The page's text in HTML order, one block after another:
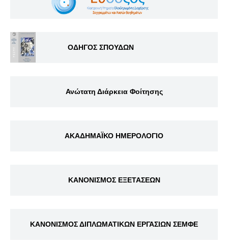
ΟΔΗΓΟΣ ΣΠΟΥΔΩΝ
Ανώτατη Διάρκεια Φοίτησης
ΑΚΑΔΗΜΑΪΚΟ ΗΜΕΡΟΛΟΓΙΟ
ΚΑΝΟΝΙΣΜΟΣ ΕΞΕΤΑΣΕΩΝ
ΚΑΝΟΝΙΣΜΟΣ ΔΙΠΛΩΜΑΤΙΚΩΝ ΕΡΓΑΣΙΩΝ ΣΕΜΦΕ